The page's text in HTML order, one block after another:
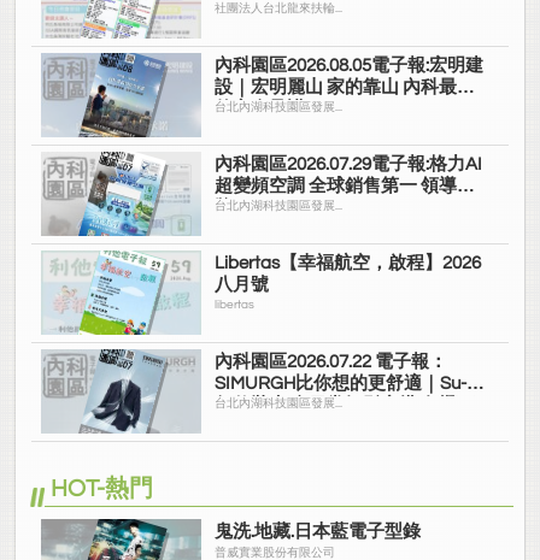
社團法人台北龍來扶輪...
內科園區2026.08.05電子報:宏明建
設｜宏明麗山 家的靠山 內科最高
的安全承諾
台北內湖科技園區發展...
內科園區2026.07.29電子報:格力AI
超變頻空調 全球銷售第一 領導品
牌
台北內湖科技園區發展...
Libertas【幸福航空，啟程】2026
八月號
libertas
內科園區2026.07.22 電子報：
SIMURGH比你想的更舒適｜Su-Si
舒仕裝 都會日常輕鬆穿搭 免燙可
台北內湖科技園區發展...
HOT-熱門
鬼洗.地藏.日本藍電子型錄
普威實業股份有限公司